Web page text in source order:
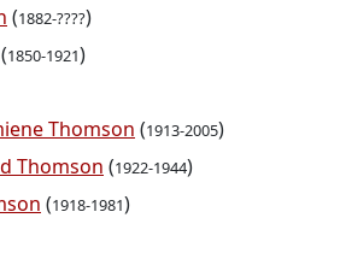
(1882-????)
(1850-1921)
Thomson (1913-2005)
Thomson (1922-1944)
(1918-1981)